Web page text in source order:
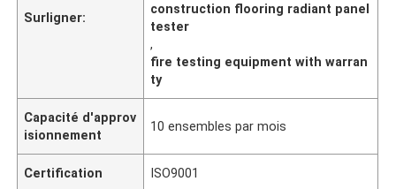
Surligner:
construction flooring radiant panel
tester
,
fire testing equipment with warran
ty
Capacité d'approv
isionnement
10 ensembles par mois
Certification ISO9001